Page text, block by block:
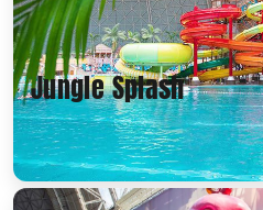
Jungle Splash